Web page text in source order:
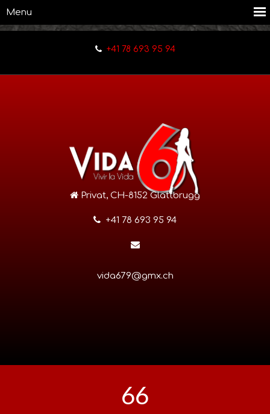
+41 78 693 95 94
Privat, CH-8152 Glattbrugg
+41 78 693 95 94
vida679@gmx.ch
66